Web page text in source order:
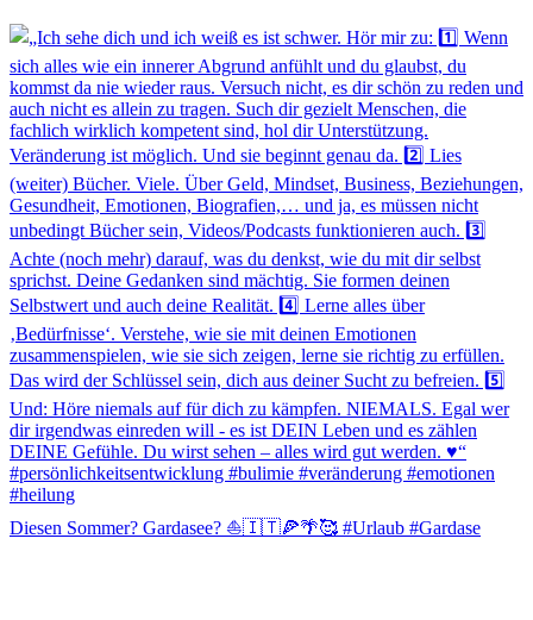
Diesen Sommer? Gardasee? ⛵️🇮🇹🍕🌴🥰 #Urlaub #Gardase